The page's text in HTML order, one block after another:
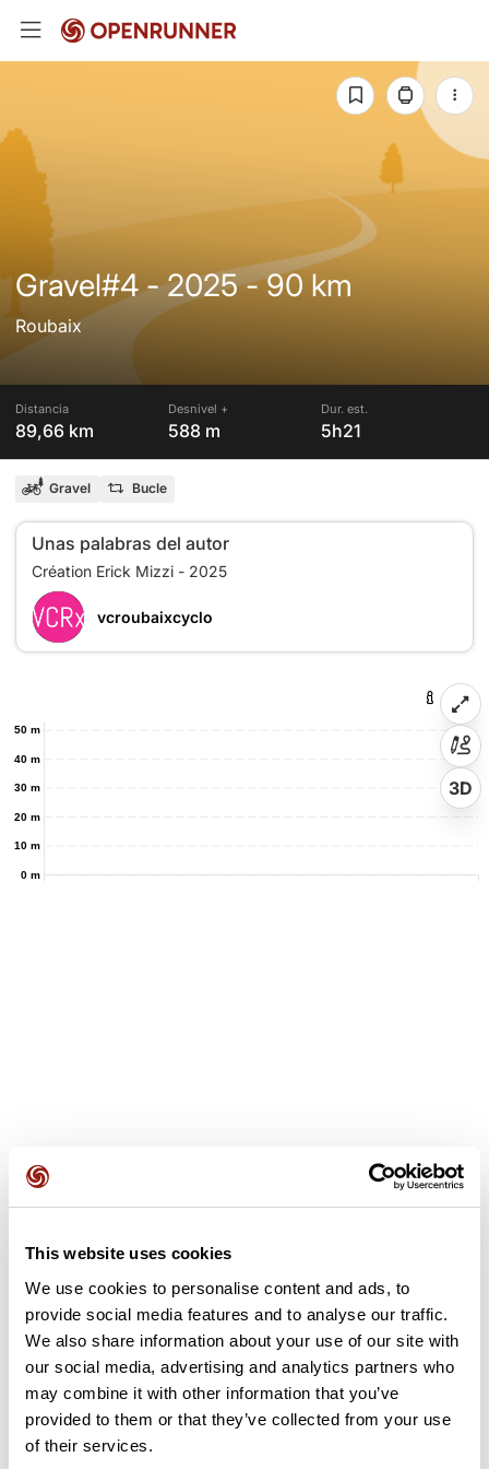
This website uses cookies
We use cookies to personalise content and ads, to
provide social media features and to analyse our traffic.
We also share information about your use of our site with
our social media, advertising and analytics partners who
may combine it with other information that you’ve
provided to them or that they’ve collected from your use
of their services.
Gravel#4 - 2025 - 90 km
Roubaix
Distancia
89,66 km
Desnivel +
588 m
Dur. est.
5h21
Gravel Bucle
Unas palabras del autor
vcroubaixcyclo
0 m
10 m
20 m
30 m
40 m
50 m
3D
Este recorrido aún no contiene opiniones. ¿Ya lo has
completado? ¡Deja la primera opinión!
Añadir una opinión